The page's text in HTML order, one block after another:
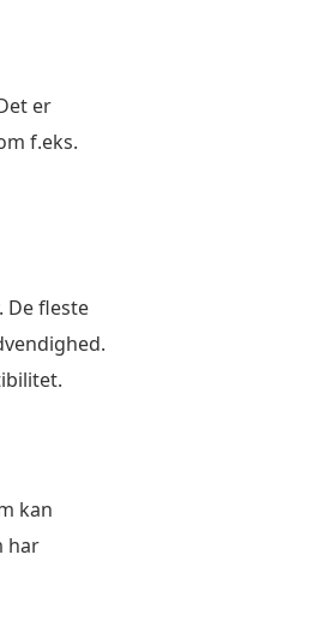
er
f.eks.
De fleste
kan
har